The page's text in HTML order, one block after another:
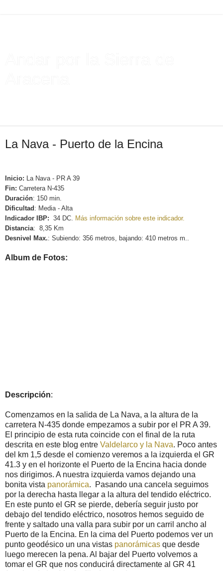
La Nava - Puerto de la Encina
Inicio:
La Nava - PR A 39
Fin: Carretera N-435
Duración: 150 min
Dificultad : Media - Alta
Indicador IBP: 34 DC.
Más información sobre este indicador.
Distancia: 8,35 Km
Desnivel
Max.: Subiendo: 356 metros, bajando: 410 metros m..
Album de Fotos:
Descripción:
Comenzamos en la salida de La Nava, a la altura de la
carretera N-435 donde empezamos a subir por el PR A 39.
El principio de esta ruta coincide con el final de la ruta
descrita en este blog entre Valdelarco y la Nava. Poco antes
del km 1,5 desde el comienzo veremos a la izquierda el GR
41.3 y en el horizonte el Puerto de la Encina hacia donde
nos dirigimos. A nuestra izquierda vamos dejando una
bonita vista panorámica. Pasando una cancela seguimos
por la derecha hasta llegar a la altura del tendido eléctrico.
En este punto el GR se pierde, debería seguir justo por
debajo del tendido eléctrico, nosotros hemos seguido de
frente y saltado una valla para subir por un carril ancho al
Puerto de la Encina. En la cima del Puerto podemos ver un
punto geodésico un una vistas panorámicas que desde
luego merecen la pena. Al bajar del Puerto volvemos a
tomar el GR que nos conducirá directamente al GR 41